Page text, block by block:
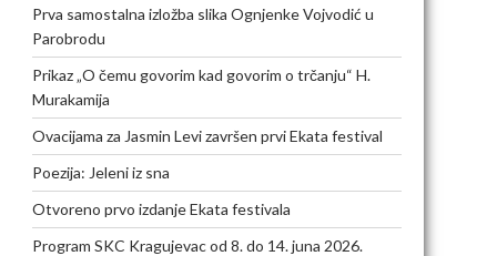
Prva samostalna izložba slika Ognjenke Vojvodić u
Parobrodu
Prikaz „O čemu govorim kad govorim o trčanju“ H.
Murakamija
Ovacijama za Jasmin Levi završen prvi Ekata festival
Poezija: Jeleni iz sna
Otvoreno prvo izdanje Ekata festivala
Program SKC Kragujevac od 8. do 14. juna 2026.